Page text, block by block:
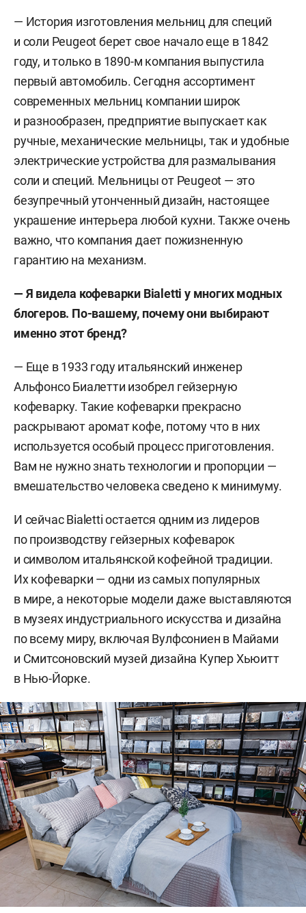
— История изготовления мельниц для специй
и соли Peugeot берет свое начало еще в 1842
году, и только в 1890-м компания выпустила
первый автомобиль. Сегодня ассортимент
современных мельниц компании широк
и разнообразен, предприятие выпускает как
ручные, механические мельницы, так и удобные
электрические устройства для размалывания
соли и специй. Мельницы от Peugeot — это
безупречный утонченный дизайн, настоящее
украшение интерьера любой кухни. Также очень
важно, что компания дает пожизненную
гарантию на механизм.
— Я видела кофеварки Bialetti у многих модных
блогеров. По-вашему, почему они выбирают
именно этот бренд?
— Еще в 1933 году итальянский инженер
Альфонсо Биалетти изобрел гейзерную
кофеварку. Такие кофеварки прекрасно
раскрывают аромат кофе, потому что в них
используется особый процесс приготовления.
Вам не нужно знать технологии и пропорции —
вмешательство человека сведено к минимуму.
И сейчас Bialetti остается одним из лидеров
по производству гейзерных кофеварок
и символом итальянской кофейной традиции.
Их кофеварки — одни из самых популярных
в мире, а некоторые модели даже выставляются
в музеях индустриального искусства и дизайна
по всему миру, включая Вулфсониен в Майами
и Смитсоновский музей дизайна Купер Хьюитт
в Нью-Йорке.